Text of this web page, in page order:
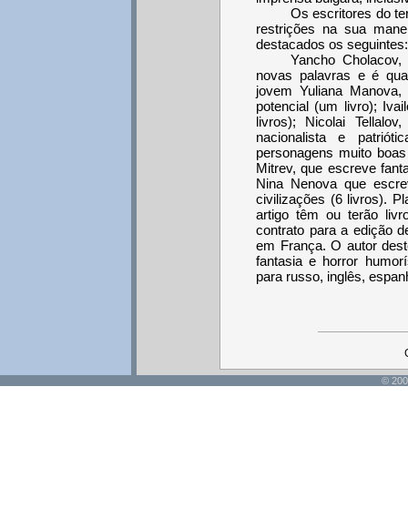
Os escritores do
restrições na sua
destacados os seguintes:
Yancho
novas palavras e é
jovem Yuliana
potencial (um livro);
livros); Nicolai
nacionalista e
personagens muito
Mitrev, que escreve
Nina Nenova que
civilizações (6 livros).
artigo têm ou terão
contrato para a edição
em França. O autor
fantasia e horror
para russo, inglês,
©